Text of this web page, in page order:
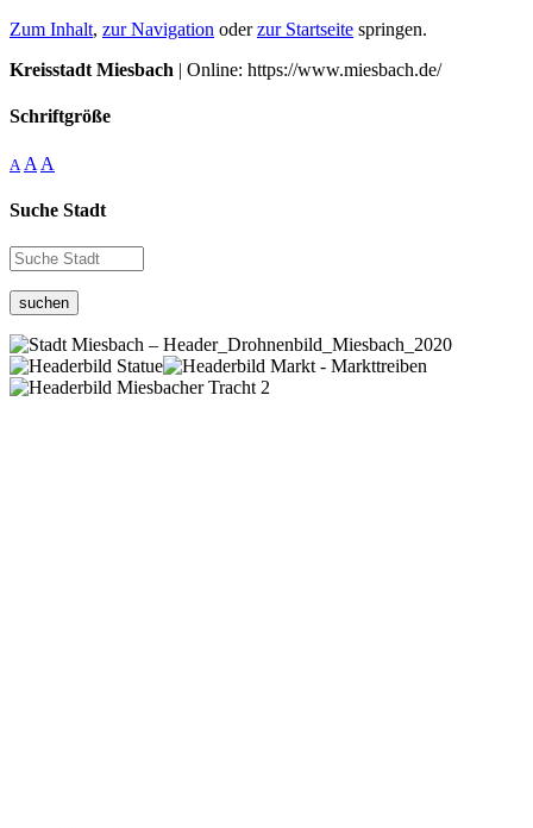
Zum Inhalt, zur Navigation oderzur Startseite springen.
Kreisstadt Miesbach | Online: https://www.miesbach.de/
Schriftgröße
A A A
Suche Stadt
suchen